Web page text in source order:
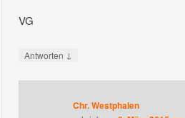
VG
Antworten ↓
Chr. Westphalen